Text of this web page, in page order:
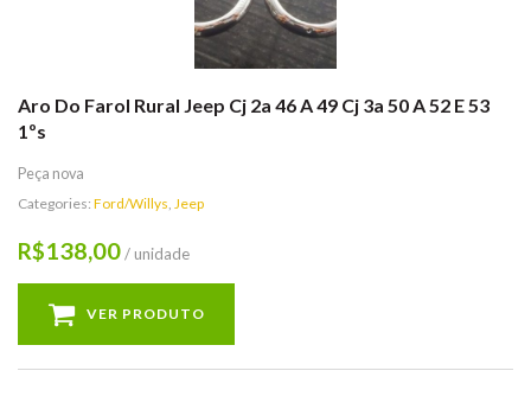
Aro Do Farol Rural Jeep Cj 2a 46 A 49 Cj 3a 50 A 52 E 53
1ºs
Peça nova
Categories: Ford/Willys, Jeep
R$138,00/ unidade
VER PRODUTO